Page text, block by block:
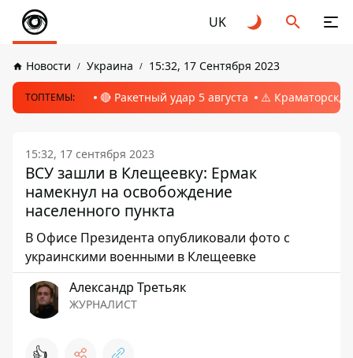
UK
Новости Украина 15:32, 17 Сентября 2023
ТОПТЕМЫ: 🔴 Ракетный удар 5 августа ⚠️ Краматорск,
15:32, 17 сентября 2023
ВСУ зашли в Клещеевку: Ермак
намекнул на освобождение
населенного пункта
В Офисе Президента опубликовали фото с
украинскими военными в Клещеевке
Александр Третьяк
ЖУРНАЛИСТ
👍